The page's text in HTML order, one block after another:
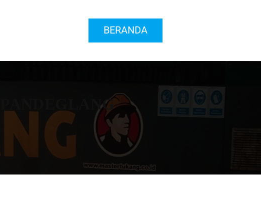
BERANDA